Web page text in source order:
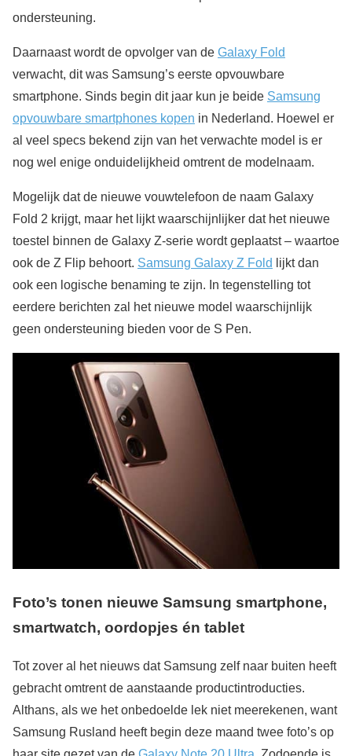
ondersteuning.
Daarnaast wordt de opvolger van de Galaxy Fold
verwacht, dit was Samsung’s eerste opvouwbare
smartphone. Sinds begin dit jaar kun je beide Samsung
opvouwbare smartphones kopen in Nederland. Hoewel er
al veel specs bekend zijn van het verwachte model is er
nog wel enige onduidelijkheid omtrent de modelnaam.
Mogelijk dat de nieuwe vouwtelefoon de naam Galaxy
Fold 2 krijgt, maar het lijkt waarschijnlijker dat het nieuwe
toestel binnen de Galaxy Z-serie wordt geplaatst – waartoe
ook de Z Flip behoort. Samsung Galaxy Z Fold
lijkt dan
ook een logische benaming te zijn. In tegenstelling tot
eerdere berichten zal het nieuwe model waarschijnlijk
geen ondersteuning bieden voor de S Pen.
Foto’s tonen nieuwe Samsung smartphone,
smartwatch, oordopjes én tablet
Tot zover al het nieuws dat Samsung zelf naar buiten heeft
gebracht omtrent de aanstaande productintroducties.
Althans, als we het onbedoelde lek niet meerekenen, want
Samsung Rusland heeft begin deze maand twee foto’s op